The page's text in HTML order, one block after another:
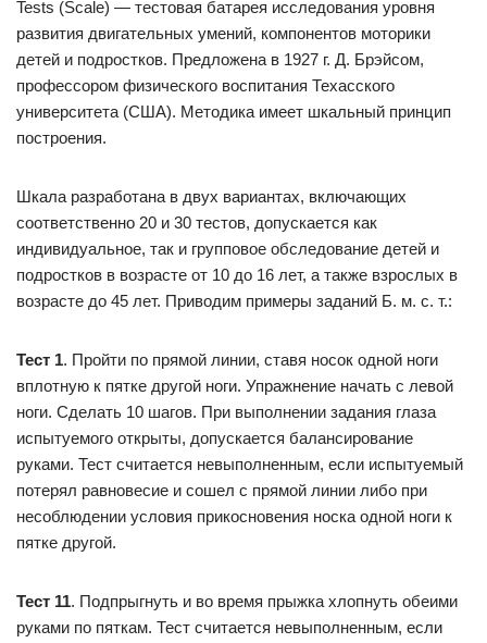
Tests (Scale) — тестовая батарея исследования уровня
развития двигательных умений, компонентов моторики
детей и подростков. Предложена в 1927 г. Д. Брэйсом,
профессором физического воспитания Техасского
университета (США). Методика имеет шкальный принцип
построения.
Шкала разработана в двух вариантах, включающих
соответственно 20 и 30 тестов, допускается как
индивидуальное, так и групповое обследование детей и
подростков в возрасте от 10 до 16 лет, а также взрослых в
возрасте до 45 лет. Приводим примеры заданий Б. м. с. т.:
Тест 1. Пройти по прямой линии, ставя носок одной ноги
вплотную к пятке другой ноги. Упражнение начать с левой
ноги. Сделать 10 шагов. При выполнении задания глаза
испытуемого открыты, допускается балансирование
руками. Тест считается невыполненным, если испытуемый
потерял равновесие и сошел с прямой линии либо при
несоблюдении условия прикосновения носка одной ноги к
пятке другой.
Тест 11. Подпрыгнуть и во время прыжка хлопнуть обеими
руками по пяткам. Тест считается невыполненным, если